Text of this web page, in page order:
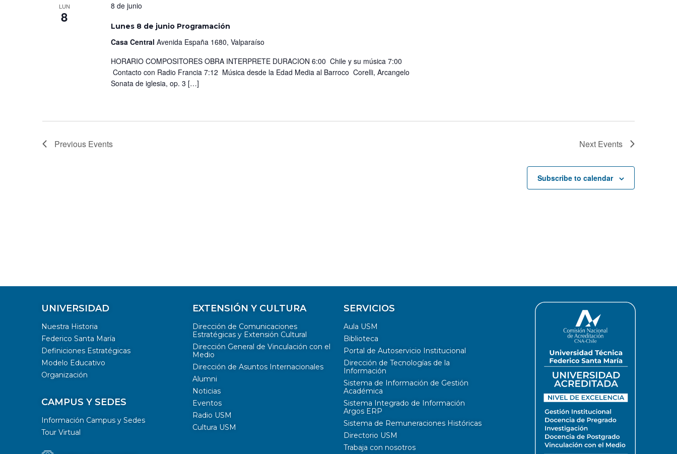
LUN
8
8 de junio
Lunes 8 de junio Programación
Casa Central Avenida España 1680, Valparaíso
HORARIO COMPOSITORES OBRA INTERPRETE DURACION 6:00 Chile y su música 7:00
Contacto con Radio Francia 7:12 Música desde la Edad Media al Barroco Corelli, Arcangelo
Sonata de iglesia, op. 3 […]
Previous Events Next Events
Subscribe to calendar
UNIVERSIDAD
Nuestra Historia
Federico Santa María
Definiciones Estratégicas
Modelo Educativo
Organización
CAMPUS Y SEDES
Información Campus y Sedes
Tour Virtual
EXTENSIÓN Y CULTURA
Dirección de Comunicaciones
Estratégicas y Extensión Cultural
Dirección General de Vinculación con el
Medio
Dirección de Asuntos Internacionales
Alumni
Noticias
Eventos
Radio USM
Cultura USM
SERVICIOS
Aula USM
Biblioteca
Portal de Autoservicio Institucional
Dirección de Tecnologías de la
Información
Sistema de Información de Gestión
Académica
Sistema Integrado de Información
Argos ERP
Sistema de Remuneraciones Históricas
Directorio USM
Trabaja con nosotros